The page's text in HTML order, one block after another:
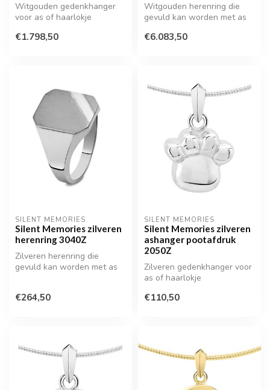
Witgouden gedenkhanger
voor as of haarlokje
€1.798,50
Witgouden herenring die
gevuld kan worden met as
€6.083,50
SILENT MEMORIES
Silent Memories zilveren
herenring 3040Z
Zilveren herenring die
gevuld kan worden met as
€264,50
SILENT MEMORIES
Silent Memories zilveren
ashanger pootafdruk
2050Z
Zilveren gedenkhanger voor
as of haarlokje
€110,50